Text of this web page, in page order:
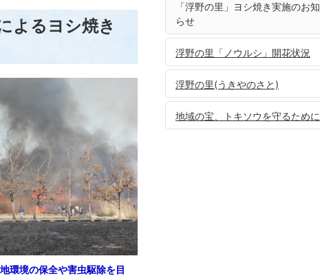
よるヨシ焼き
環境の保全や害虫駆除を目
「浮野の里」ヨシ焼き実施のお知
らせ
浮野の里「ノウルシ」開花状況
浮野の里(うきやのさと)
地域の宝、トキソウを守るために